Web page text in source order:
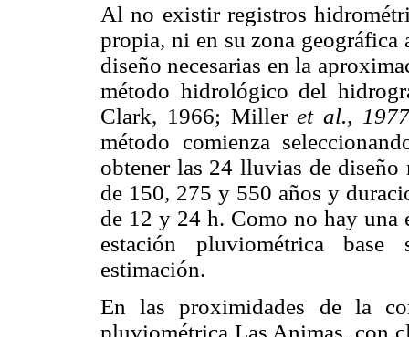
Al no existir registros
propia, ni en su zona geográfica
diseño necesarias en la
método hidrológico del
Clark, 1966; Milleret al.,
método comienza
obtener las 24 lluvias de diseño
de 150, 275 y 550 años y
de 12 y 24 h. Como no hay una
estación pluviométrica
estimación.
En las proximidades de la
pluviométrica Las Animas, con